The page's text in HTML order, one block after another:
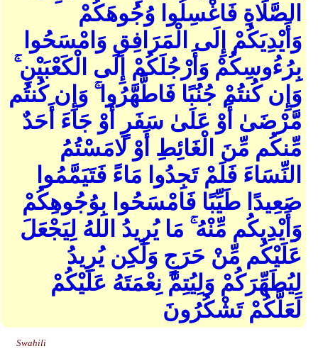
الصَّلَاةِ فَاغْسِلُوا وُجُوهَكُمْ
وَأَيْدِيَكُمْ إِلَى الْمَرَافِقِ وَامْسَحُوا
بِرُءُوسِكُمْ وَأَرْجُلَكُمْ إِلَى الْكَعْبَيْنِ ۚ
وَإِن كُنتُمْ جُنُبًا فَاطَّهَّرُوا ۚ وَإِن كُنتُم
مَّرْضَىٰ أَوْ عَلَىٰ سَفَرٍ أَوْ جَاءَ أَحَدٌ
مِّنكُم مِّنَ الْغَائِطِ أَوْ لَامَسْتُمُ
النِّسَاءَ فَلَمْ تَجِدُوا مَاءً فَتَيَمَّمُوا
صَعِيدًا طَيِّبًا فَامْسَحُوا بِوُجُوهِكُمْ
وَأَيْدِيكُم مِّنْهُ ۚ مَا يُرِيدُ اللهُ لِيَجْعَلَ
عَلَيْكُم مِّنْ حَرَجٍ وَلَٰكِن يُرِيدُ
لِيُطَهِّرَكُمْ وَلِيُتِمَّ نِعْمَتَهُ عَلَيْكُمْ
لَعَلَّكُمْ تَشْكُرُونَ
Swahili